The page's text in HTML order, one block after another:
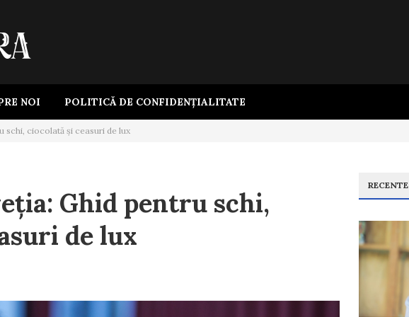
NOI POLITICĂ DE CONFIDENȚIALITATE
schi, ciocolată și ceasuri de lux
Ghid pentru schi,
de lux
RECENTE